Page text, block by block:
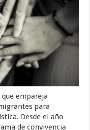
empareja
para
Desde el año
de convivencia